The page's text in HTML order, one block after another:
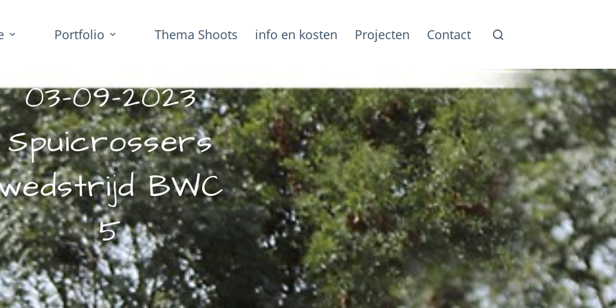
Portfolio Thema Shoots info en kosten Projecten Contact
03-09-2023
Spuicrossers
BWC
5